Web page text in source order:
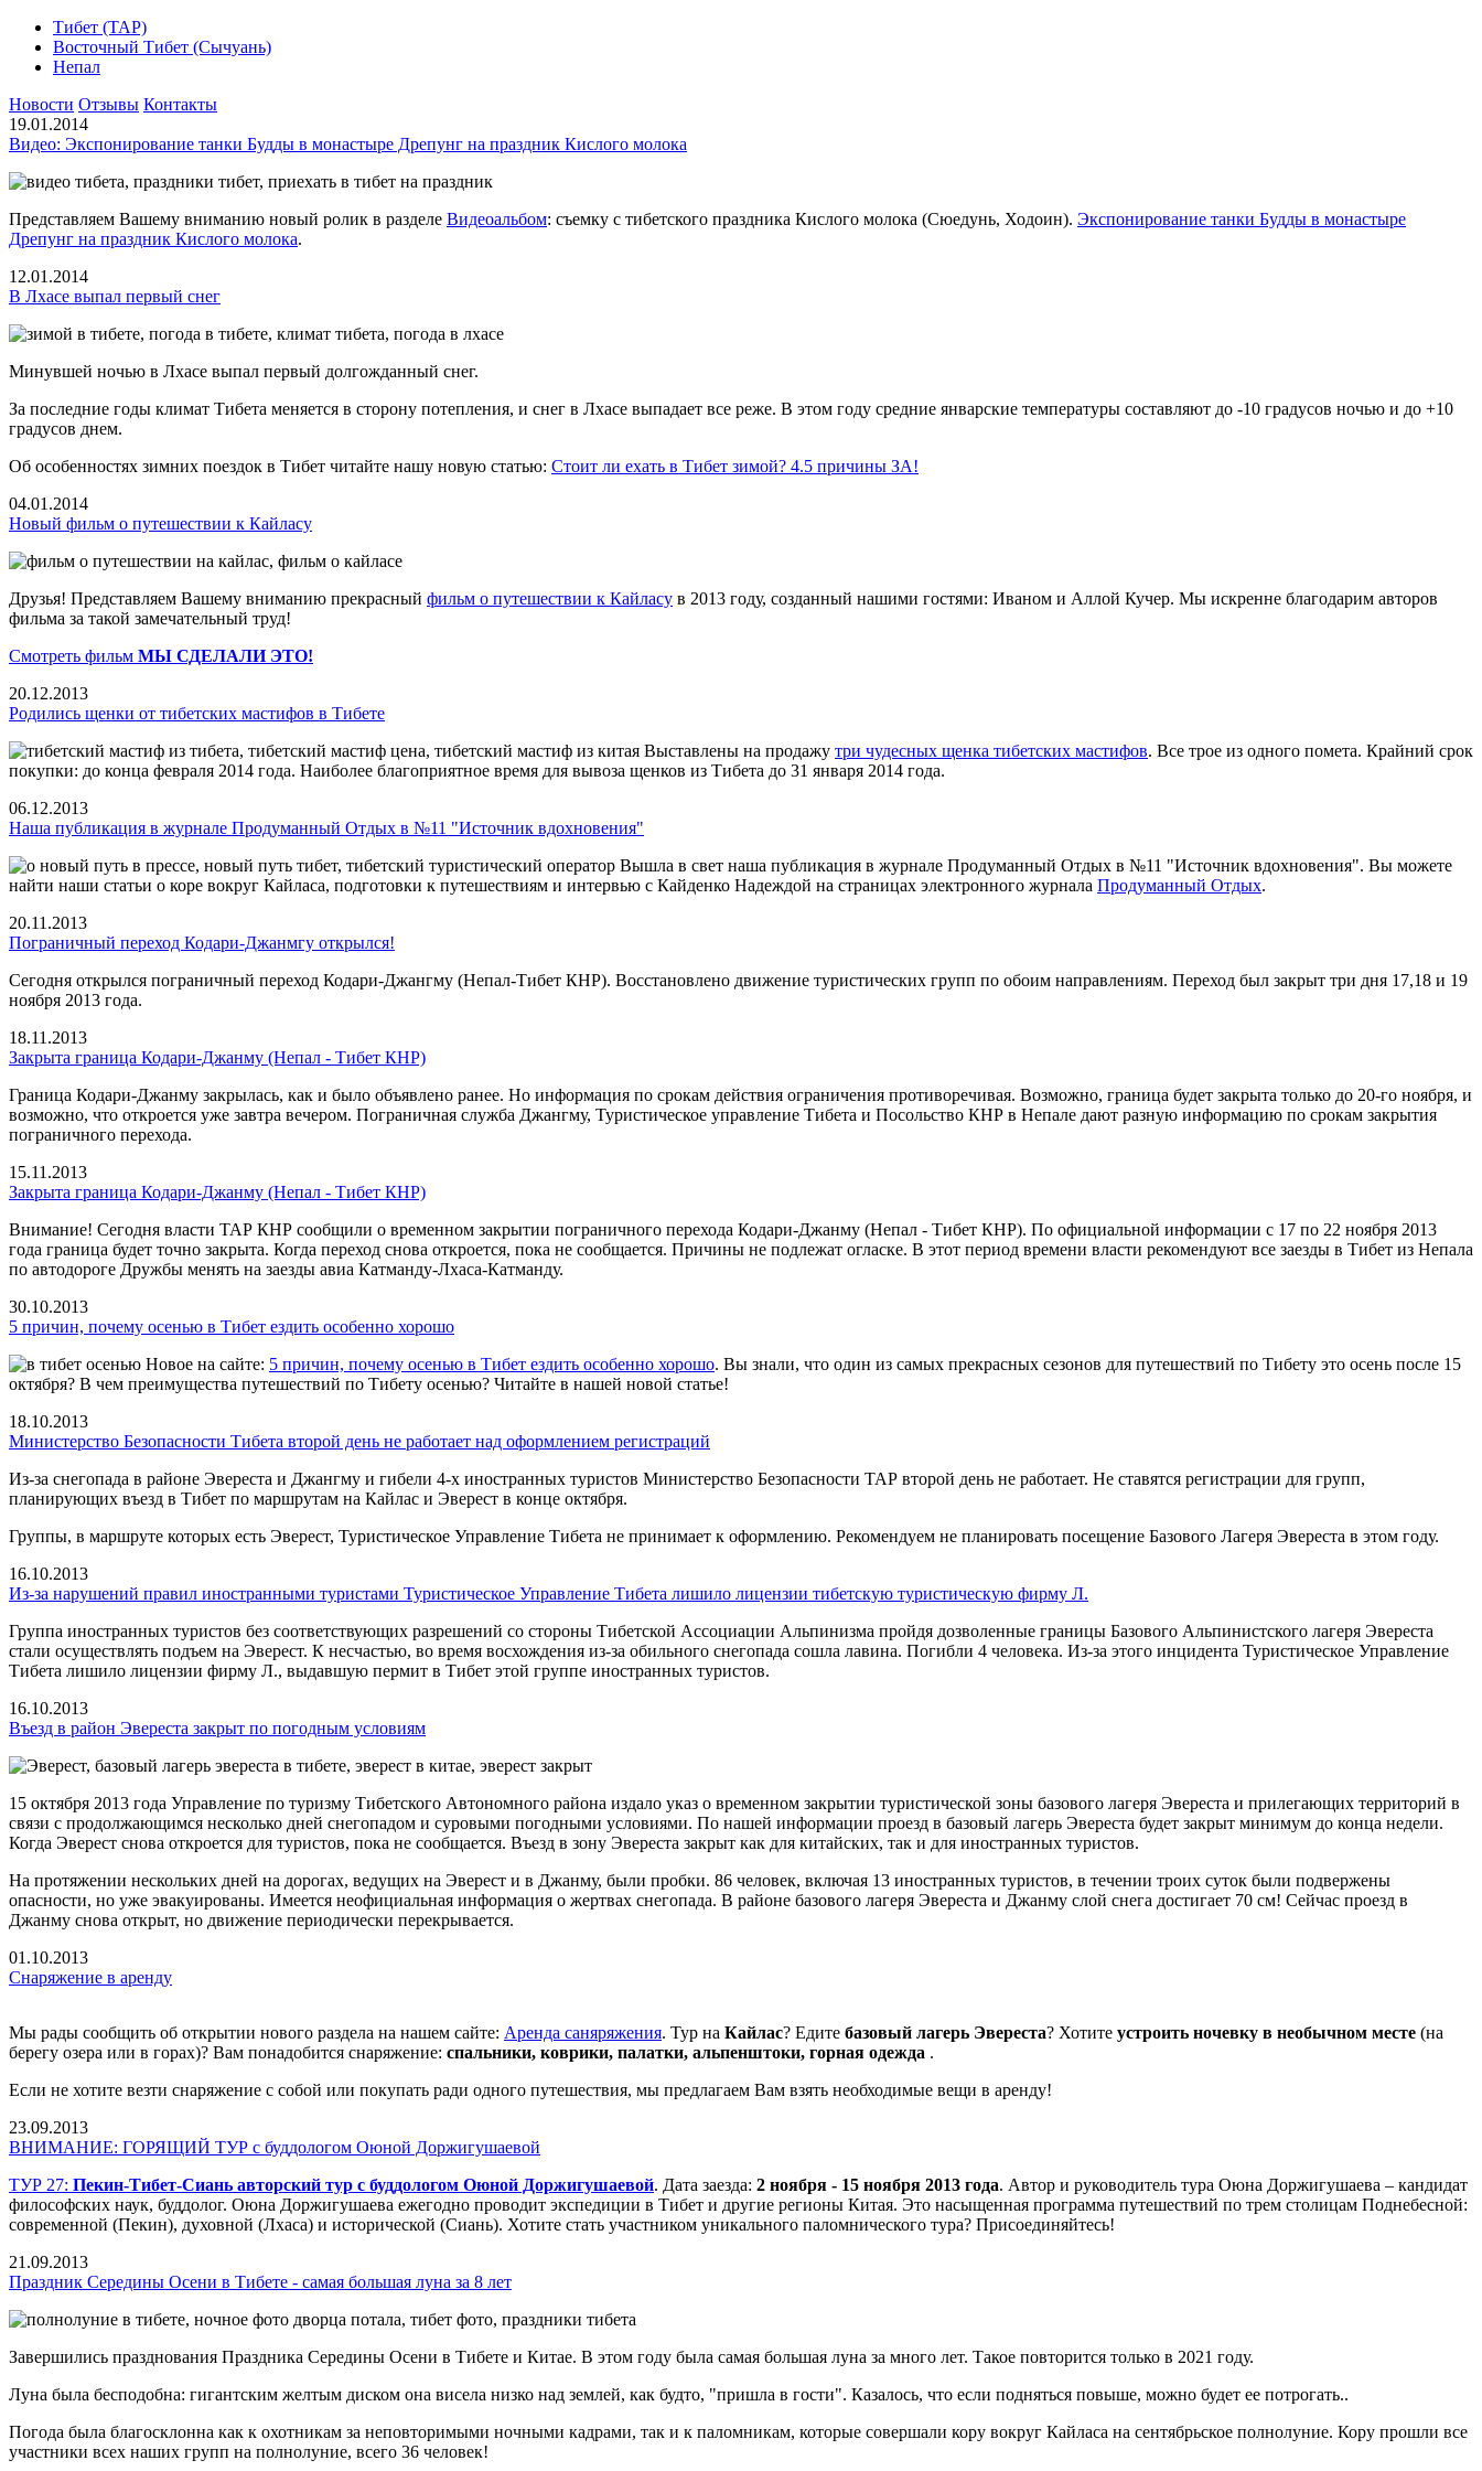
Тибет (ТАР)
Восточный Тибет (Сычуань)
Непал
Новости Отзывы Контакты
19.01.2014
Видео: Экспонирование танки Будды в монастыре Дрепунг на праздник Кислого молока
Представляем Вашему вниманию новый ролик в разделе Видеоальбом: съемку с тибетского праздника Кислого молока (Сюедунь, Ходоин). Экспонирование танки Будды в монастыре
Дрепунг на праздник Кислого молока.
12.01.2014
В Лхасе выпал первый снег
Минувшей ночью в Лхасе выпал первый долгожданный снег.
За последние годы климат Тибета меняется в сторону потепления, и снег в Лхасе выпадает все реже. В этом году средние январские температуры составляют до -10 градусов ночью и до +10
градусов днем.
Об особенностях зимних поездок в Тибет читайте нашу новую статью: Стоит ли ехать в Тибет зимой? 4.5 причины ЗА!
04.01.2014
Новый фильм о путешествии к Кайласу
Друзья! Представляем Вашему вниманию прекрасный фильм о путешествии к Кайласу в 2013 году, созданный нашими гостями: Иваном и Аллой Кучер. Мы искренне благодарим авторов
фильма за такой замечательный труд!
Смотреть фильм МЫ СДЕЛАЛИ ЭТО!
20.12.2013
Родились щенки от тибетских мастифов в Тибете
Выставлены на продажу три чудесных щенка тибетских мастифов. Все трое из одного помета. Крайний срок
покупки: до конца февраля 2014 года. Наиболее благоприятное время для вывоза щенков из Тибета до 31 января 2014 года.
06.12.2013
Наша публикация в журнале Продуманный Отдых в №11 "Источник вдохновения"
Вышла в свет наша публикация в журнале Продуманный Отдых в №11 "Источник вдохновения". Вы можете
найти наши статьи о коре вокруг Кайласа, подготовки к путешествиям и интервью с Кайденко Надеждой на страницах электронного журнала Продуманный Отдых.
20.11.2013
Пограничный переход Кодари-Джанмгу открылся!
Сегодня открылся пограничный переход Кодари-Джангму (Непал-Тибет КНР). Восстановлено движение туристических групп по обоим направлениям. Переход был закрыт три дня 17,18 и 19
ноября 2013 года.
18.11.2013
Закрыта граница Кодари-Джанму (Непал - Тибет КНР)
Граница Кодари-Джанму закрылась, как и было объявлено ранее. Но информация по срокам действия ограничения противоречивая. Возможно, граница будет закрыта только до 20-го ноября, и
возможно, что откроется уже завтра вечером. Пограничная служба Джангму, Туристическое управление Тибета и Посольство КНР в Непале дают разную информацию по срокам закрытия
пограничного перехода.
15.11.2013
Закрыта граница Кодари-Джанму (Непал - Тибет КНР)
Внимание! Сегодня власти ТАР КНР сообщили о временном закрытии пограничного перехода Кодари-Джанму (Непал - Тибет КНР). По официальной информации с 17 по 22 ноября 2013
года граница будет точно закрыта. Когда переход снова откроется, пока не сообщается. Причины не подлежат огласке. В этот период времени власти рекомендуют все заезды в Тибет из Непала
по автодороге Дружбы менять на заезды авиа Катманду-Лхаса-Катманду.
30.10.2013
5 причин, почему осенью в Тибет ездить особенно хорошо
Новое на сайте: 5 причин, почему осенью в Тибет ездить особенно хорошо. Вы знали, что один из самых прекрасных сезонов для путешествий по Тибету это осень после 15
октября? В чем преимущества путешествий по Тибету осенью? Читайте в нашей новой статье!
18.10.2013
Министерство Безопасности Тибета второй день не работает над оформлением регистраций
Из-за снегопада в районе Эвереста и Джангму и гибели 4-х иностранных туристов Министерство Безопасности ТАР второй день не работает. Не ставятся регистрации для групп,
планирующих въезд в Тибет по маршрутам на Кайлас и Эверест в конце октября.
Группы, в маршруте которых есть Эверест, Туристическое Управление Тибета не принимает к оформлению. Рекомендуем не планировать посещение Базового Лагеря Эвереста в этом году.
16.10.2013
Из-за нарушений правил иностранными туристами Туристическое Управление Тибета лишило лицензии тибетскую туристическую фирму Л.
Группа иностранных туристов без соответствующих разрешений со стороны Тибетской Ассоциации Альпинизма пройдя дозволенные границы Базового Альпинистского лагеря Эвереста
стали осуществлять подъем на Эверест. К несчастью, во время восхождения из-за обильного снегопада сошла лавина. Погибли 4 человека. Из-за этого инцидента Туристическое Управление
Тибета лишило лицензии фирму Л., выдавшую пермит в Тибет этой группе иностранных туристов.
16.10.2013
Въезд в район Эвереста закрыт по погодным условиям
15 октября 2013 года Управление по туризму Тибетского Автономного района издало указ о временном закрытии туристической зоны базового лагеря Эвереста и прилегающих территорий в
связи с продолжающимся несколько дней снегопадом и суровыми погодными условиями. По нашей информации проезд в базовый лагерь Эвереста будет закрыт минимум до конца недели.
Когда Эверест снова откроется для туристов, пока не сообщается. Въезд в зону Эвереста закрыт как для китайских, так и для иностранных туристов.
На протяжении нескольких дней на дорогах, ведущих на Эверест и в Джанму, были пробки. 86 человек, включая 13 иностранных туристов, в течении троих суток были подвержены
опасности, но уже эвакуированы. Имеется неофициальная информация о жертвах снегопада. В районе базового лагеря Эвереста и Джанму слой снега достигает 70 см! Сейчас проезд в
Джанму снова открыт, но движение периодически перекрывается.
01.10.2013
Снаряжение в аренду
Мы рады сообщить об открытии нового раздела на нашем сайте: Аренда саняряжения. Тур на Кайлас? Едите базовый лагерь Эвереста? Хотите устроить ночевку в необычном месте (на
берегу озера или в горах)? Вам понадобится снаряжение: спальники, коврики, палатки, альпенштоки, горная одежда .
Если не хотите везти снаряжение с собой или покупать ради одного путешествия, мы предлагаем Вам взять необходимые вещи в аренду!
23.09.2013
ВНИМАНИЕ: ГОРЯЩИЙ ТУР с буддологом Оюной Доржигушаевой
ТУР 27: Пекин-Тибет-Сиань авторский тур с буддологом Оюной Доржигушаевой. Дата заезда: 2 ноября - 15 ноября 2013 года. Автор и руководитель тура Оюна Доржигушаева – кандидат
философских наук, буддолог. Оюна Доржигушаева ежегодно проводит экспедиции в Тибет и другие регионы Китая. Это насыщенная программа путешествий по трем столицам Поднебесной:
современной (Пекин), духовной (Лхаса) и исторической (Сиань). Хотите стать участником уникального паломнического тура? Присоединяйтесь!
21.09.2013
Праздник Середины Осени в Тибете - самая большая луна за 8 лет
Завершились празднования Праздника Середины Осени в Тибете и Китае. В этом году была самая большая луна за много лет. Такое повторится только в 2021 году.
Луна была бесподобна: гигантским желтым диском она висела низко над землей, как будто, "пришла в гости". Казалось, что если подняться повыше, можно будет ее потрогать..
Погода была благосклонна как к охотникам за неповторимыми ночными кадрами, так и к паломникам, которые совершали кору вокруг Кайласа на сентябрьское полнолуние. Кору прошли все
участники всех наших групп на полнолуние, всего 36 человек!